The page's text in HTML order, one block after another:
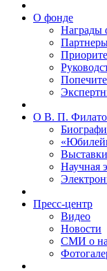
О фонде
Награды
О В. П.
Выставки
Научная
Пресс-центр
Видео
Новости
СМИ о